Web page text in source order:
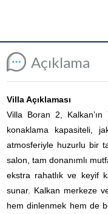
Açıklama
Villa Açıklaması
Villa Boran 2,
konaklama kapasiteli,
atmosferiyle huzurlu bir
salon, tam donanımlı
ekstra rahatlık ve keyif
sunar. Kalkan merkeze
hem dinlenmek hem de